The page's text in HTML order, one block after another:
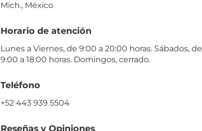
Mich., México
Horario de atención
Lunes a Viernes, de 9:00 a 20:00 horas. Sábados, de
9:00 a 18:00 horas. Domingos, cerrado.
Teléfono
+52 443 939 5504
Reseñas y Opiniones